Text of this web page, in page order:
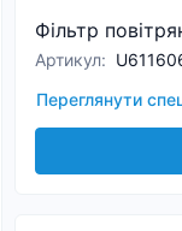
Фільтр
Артикул:
Переглянути